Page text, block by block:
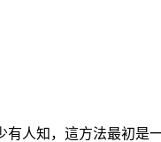
人知，這方法最初是